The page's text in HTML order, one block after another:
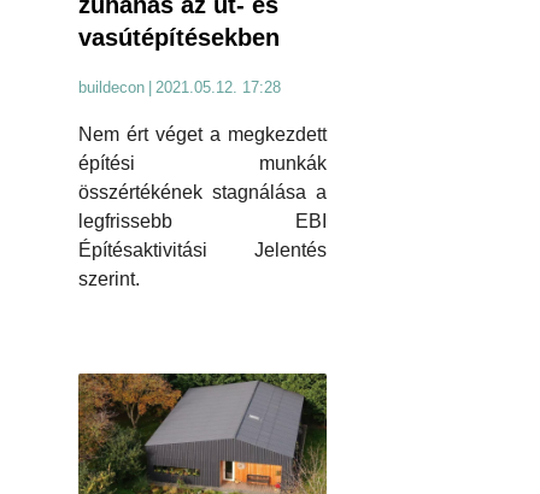
vasútépítésekben
buildecon | 2021.05.12. 17:28
Nem ért véget a megkezdett
építési munkák
összértékének stagnálása a
legfrissebb EBI
Építésaktivitási Jelentés
szerint.